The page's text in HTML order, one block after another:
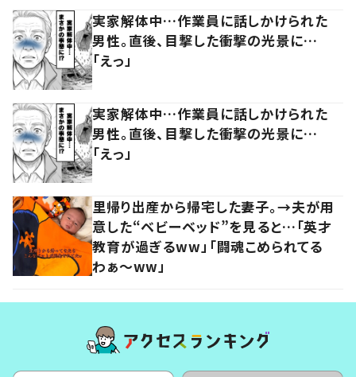
実家解体中…作業員に話しかけられた
男性。直後、目撃した衝撃の光景に…
「えっ」
実家解体中…作業員に話しかけられた
男性。直後、目撃した衝撃の光景に…
「えっ」
里帰り出産から帰宅した妻子。→夫が用
意した“ベビーベッド”を見ると…「英才
教育が過ぎるww」「闘魂こめられてる
わぁ～ww」